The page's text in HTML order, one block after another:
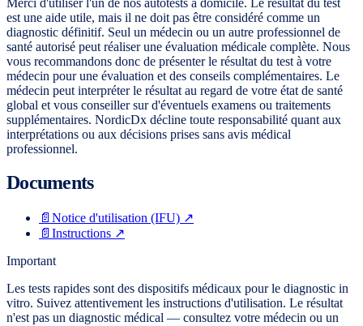
est une aide utile, mais il ne doit pas être considéré comme un
diagnostic définitif. Seul un médecin ou un autre professionnel de
santé autorisé peut réaliser une évaluation médicale complète. Nous
vous recommandons donc de présenter le résultat du test à votre
médecin pour une évaluation et des conseils complémentaires. Le
médecin peut interpréter le résultat au regard de votre état de santé
global et vous conseiller sur d'éventuels examens ou traitements
supplémentaires. NordicDx décline toute responsabilité quant aux
interprétations ou aux décisions prises sans avis médical
professionnel.
Documents
📄 Notice d'utilisation (IFU) ↗
📄 Instructions ↗
Important
Les tests rapides sont des dispositifs médicaux pour le diagnostic in
vitro. Suivez attentivement les instructions d'utilisation. Le résultat
n'est pas un diagnostic médical — consultez votre médecin ou un